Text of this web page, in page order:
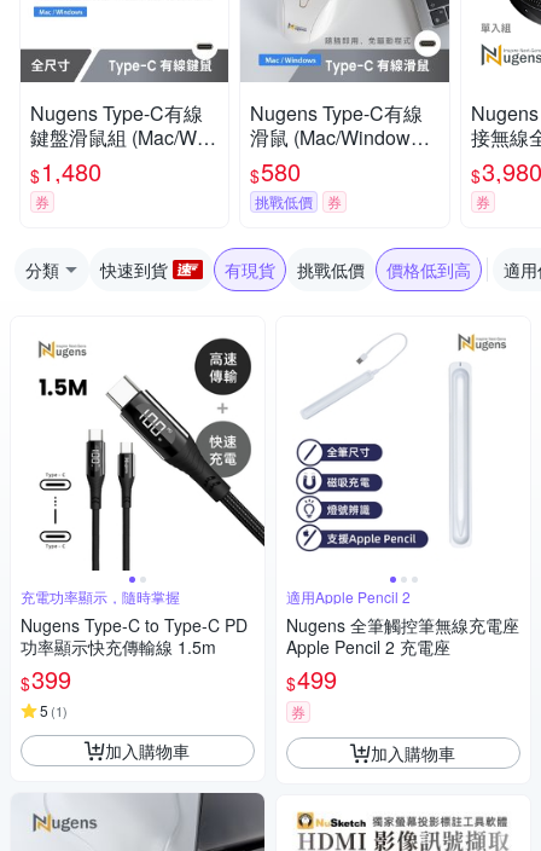
Nugens Type-C有線
鍵盤滑鼠組 (Mac/Win
dows/Android)
$1,480
券
Nugens Type-C有線
滑鼠 (Mac/Windows/A
ndroid)
$580
挑戰低價 券
接無線
$3,980
券
分類 快速到貨 有現貨 挑戰低價 價格低到高 適
充電功率顯示，隨時掌握
Nugens Type-C to Type-C PD
功率顯示快充傳輸線 1.5m
$399
5 (1)
加入購物車
適用Apple Pencil 2
Nugens 全筆觸控筆無線充電座
Apple Pencil 2 充電座
$499
券
加入購物車